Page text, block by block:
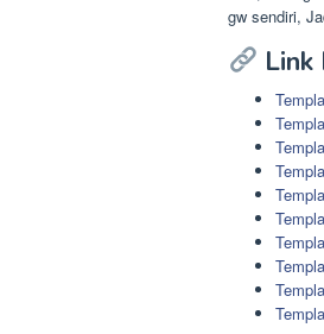
gw sendiri,
Link